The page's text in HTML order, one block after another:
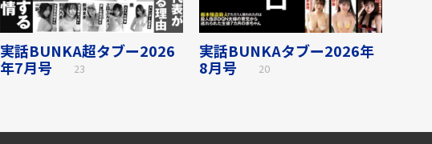
実話BUNKA超タブー2026
年7月号
23
実話BUNKAタブー2026年
8月号
20